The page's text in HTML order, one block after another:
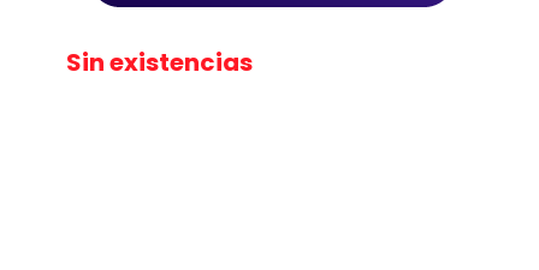
Sin existencias